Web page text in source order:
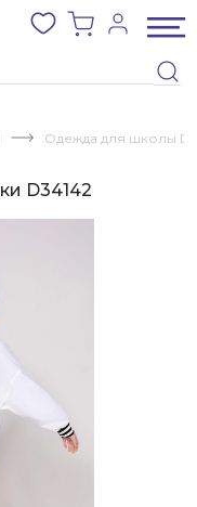
Одежда для школы
D34142